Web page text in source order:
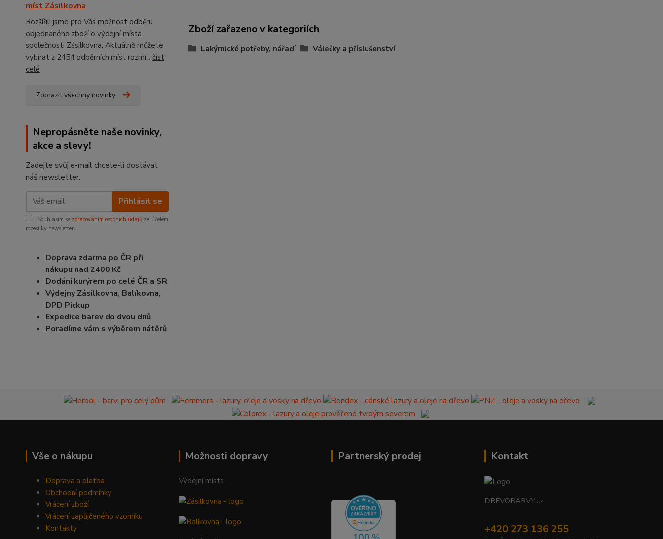
míst Zásilkovna
Rozšířili jsme pro Vás možnost odběru
objednaného zboží o výdejní místa
společnosti Zásilkovna. Aktuálně můžete
vybírat z 2454 odběrních míst rozmí... číst
celé
Zobrazit všechny novinky
Nepropásněte naše novinky,
akce a slevy!
Zadejte svůj e-mail chcete-li dostávat
náš newsletter.
Přihlásit se
Souhlasím se zpracováním osobních údajů za účelem
rozesílky newsletteru.
Doprava zdarma po ČR při
nákupu nad 2400 Kč
Dodání kurýrem po celé ČR a SR
Výdejny Zásilkovna, Balíkovna,
DPD Pickup
Expedice barev do dvou dnů
Poradíme vám s výběrem nátěrů
Zboží zařazeno v kategoriích
Lakýrnické potřeby, nářadí Válečky a příslušenství
Vše o nákupu
Doprava a platba
Obchodní podmínky
Vrácení zboží
Vrácení zapůjčeného vzorníku
Kontakty
Možnosti dopravy
Výdejní místa
Partnerský prodej Kontakt
DREVOBARVY.cz
+420 273 136 255